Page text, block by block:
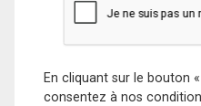
En cliquant sur le bouton
consentez à nos